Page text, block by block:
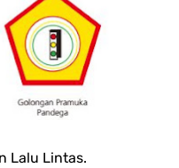
Lalu Lintas.